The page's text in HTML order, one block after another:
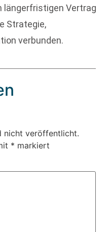
längerfristigen Vertrag
Strategie,
verbunden.
nicht veröffentlicht.
* markiert